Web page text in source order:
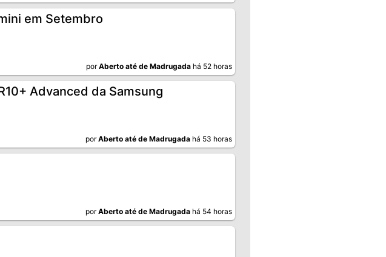
em Setembro
porAberto até de Madrugadahá 52 horas
Advanced da Samsung
porAberto até de Madrugadahá 53 horas
porAberto até de Madrugadahá 54 horas